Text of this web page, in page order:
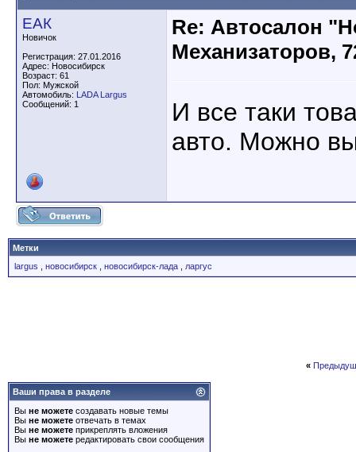
ЕАК
Новичок
Регистрация: 27.01.2016
Адрес: Новосибирск
Возраст: 61
Пол: Мужской
Автомобиль: LADA Largus
Сообщений: 1
Re: Автосалон
Механизаторов,
И все таки
авто. Можно
Метки
largus
новосибирск новосибирск-лада ларгус
«
Ваши права в разделе
Вы не можете создавать новые темы
Вы не можете отвечать в темах
Вы не можете прикреплять вложения
Вы не можете редактировать свои сообщения